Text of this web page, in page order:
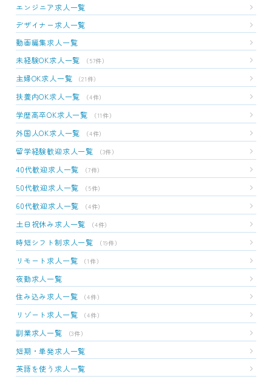
エンジニア求人一覧
デザイナー求人一覧
動画編集求人一覧
未経験OK求人一覧
（57件）
主婦OK求人一覧 （21件）
扶養内OK求人一覧 （4件）
学歴高卒OK求人一覧 （11件）
外国人OK求人一覧 （4件）
留学経験歓迎求人一覧 （3件）
40代歓迎求人一覧 （7件）
50代歓迎求人一覧 （5件）
60代歓迎求人一覧 （4件）
土日祝休み求人一覧 （4件）
時短シフト制求人一覧 （19件）
リモート求人一覧 （1件）
夜勤求人一覧
住み込み求人一覧
（4件）
リゾート求人一覧 （4件）
副業求人一覧 （3件）
短期・単発求人一覧
英語を使う求人一覧